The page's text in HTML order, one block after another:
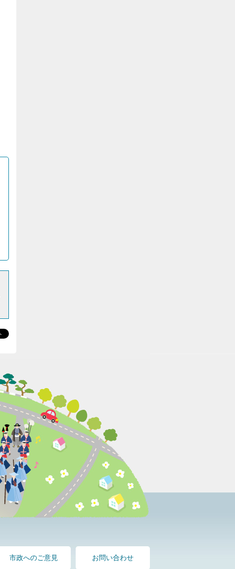
市政へのご意見 お問い合わせ